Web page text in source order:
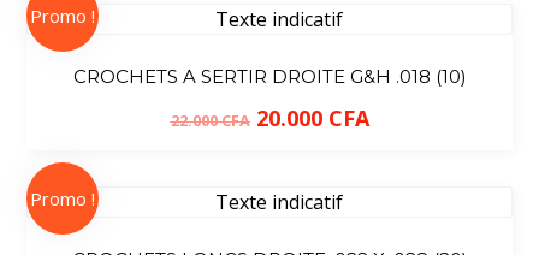
CROCHETS A SERTIR DROITE G&H .018 (10)
22.000CFA 20.000 CFA
Promo !
Promo !